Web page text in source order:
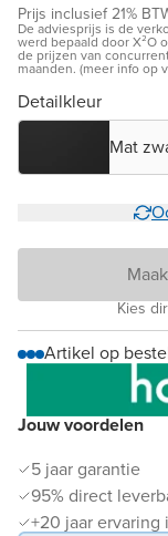
Jouw voordelen
5 jaar garantie
95% direct
+20 jaar ervaring
Prijs inclusief 21%
De adviesprijs is de
werd bepaald door X²O
de prijzen van
maanden. (meer info op
Detailkleur
Mat
Kies
Artikel op